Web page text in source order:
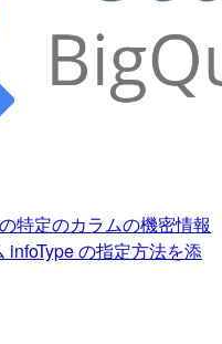
特定のカラムの機密情報
の指定方法を添